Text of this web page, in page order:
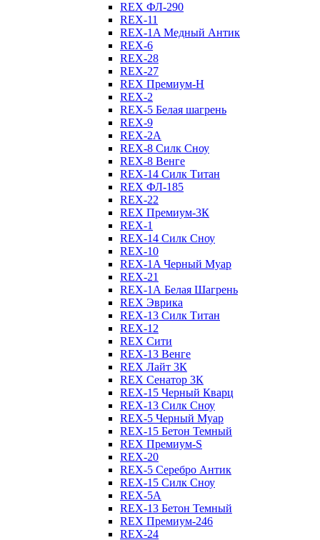
REX ФЛ-290
REX-11
REX-1A Медный Антик
REX-6
REX-28
REX-27
REX Премиум-Н
REX-2
REX-5 Белая шагрень
REX-9
REX-2А
REX-8 Силк Сноу
REX-8 Венге
REX-14 Силк Титан
REX ФЛ-185
REX-22
REX Премиум-3К
REX-1
REX-14 Силк Сноу
REX-10
REX-1A Черный Муар
REX-21
REX-1А Белая Шагрень
REX Эврика
REX-13 Силк Титан
REX-12
REX Сити
REX-13 Венге
REX Лайт 3К
REX Сенатор 3К
REX-15 Черный Кварц
REX-13 Силк Сноу
REX-5 Черный Муар
REX-15 Бетон Темный
REX Премиум-S
REX-20
REX-5 Серебро Антик
REX-15 Силк Сноу
REX-5А
REX-13 Бетон Темный
REX Премиум-246
REX-24